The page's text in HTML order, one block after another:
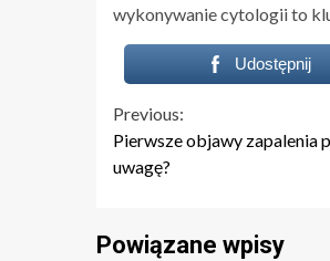
wykonywanie cytologii to
Udostępnij
Continue
Reading
Previous:
Pierwsze objawy zapalenia
uwagę?
Powiązane wpisy